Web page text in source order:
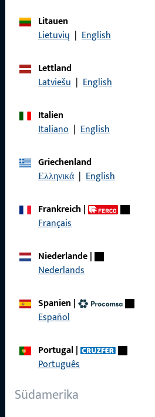
Litauen
Lietuvių | English
Lettland
Latviešu | English
Italien
Italiano | English
Griechenland
Ελληνικά | English
Frankreich|
Français
Niederlande|
Nederlands
Spanien |
Español
Portugal|
Português
Südamerika
Allgemeines
Datenschutz
Schnelleinstieg
Produkte
Produktkatalog